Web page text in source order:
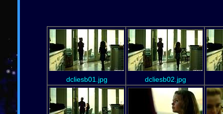
dcliesb01.jpg dcliesb02.jpg